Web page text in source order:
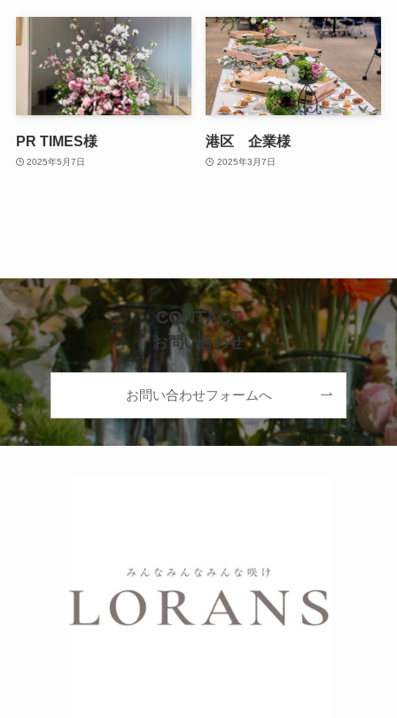
PR TIMES様
2025年5月7日
港区 企業様
2025年3月7日
CONTACT
お問い合わせ
お問い合わせフォームへ